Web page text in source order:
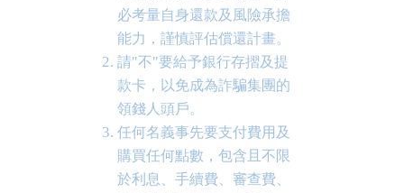
必考量自身還款及風險承擔
能力，謹慎評估償還計畫。
請"不"要給予銀行存摺及提
款卡，以免成為詐騙集團的
領錢人頭戶。
任何名義事先要支付費用及
購買任何點數，包含且不限
於利息、手續費、審查費、